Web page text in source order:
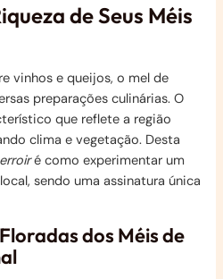
de Seus Méis
vinhos e queijos, o mel de
preparações culinárias. O
que reflete a região
clima e vegetação. Desta
é como experimentar um
sendo uma assinatura única
dos Méis de